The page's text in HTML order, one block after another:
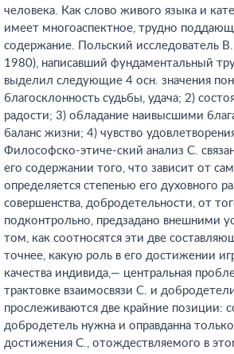
человека. Как слово живого языка и
имеет многоаспектное, трудно
содержание. Польский исследователь
1980), написавший фундаментальный
выделил следующие 4 осн. значения
благосклонность судьбы, удача; 2)
радости; 3) обладание наивысшими
баланс жизни; 4) чувство
Философско-этиче-ский анализ С.
его содержании того, что зависит от
определяется степенью его духовного
совершенства, добродетельности, от
подконтрольно, предзадано внешними
том, как соотносятся эти две
точнее, какую роль в его достижении
качества индивида,— центральная
трактовке взаимосвязи С. и
прослеживаются две крайние позиции:
добродетель нужна и оправданна только
достижения С., отождествляемого в